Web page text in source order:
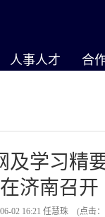
人事人才 合
及学习精
在济南召开
02 16:21 任慧珠 (点击：